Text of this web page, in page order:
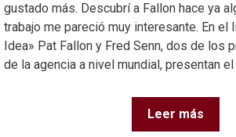
gustado más. Descubrí a Fallon hace ya
trabajo me pareció muy interesante. En el
Idea» Pat Fallon y Fred Senn, dos de los
de la agencia a nivel mundial, presentan
Leer más